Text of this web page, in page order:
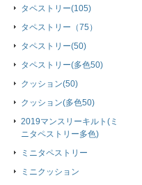
タペストリー(105)
タペストリー（75）
タペストリー(50)
タペストリー(多色50)
クッション(50)
クッション(多色50)
2019マンスリーキルト(ミ
ニタペストリー多色)
ミニタペストリー
ミニクッション